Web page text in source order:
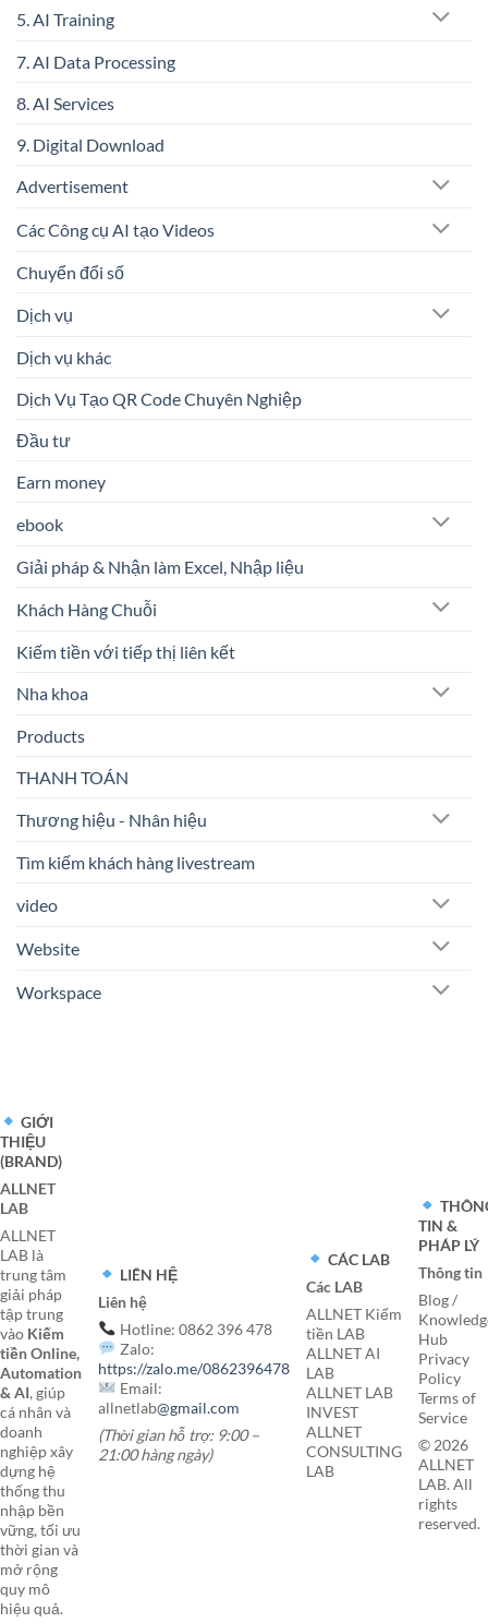
5. AI Training
7. AI Data Processing
8. AI Services
9. Digital Download
Advertisement
Các Công cụ AI tạo Videos
Chuyển đổi số
Dịch vụ
Dịch vụ khác
Dịch Vụ Tạo QR Code Chuyên Nghiệp
Đầu tư
Earn money
ebook
Giải pháp & Nhận làm Excel, Nhập liệu
Khách Hàng Chuỗi
Kiếm tiền với tiếp thị liên kết
Nha khoa
Products
THANH TOÁN
Thương hiệu - Nhân hiệu
Tìm kiếm khách hàng livestream
video
Website
Workspace
GIỚI
THIỆU
(BRAND)
ALLNET
LAB
ALLNET
LAB là
trung tâm
giải pháp
tập trung
vào Kiếm
tiền Online,
Automation
& AI, giúp
cá nhân và
doanh
nghiệp xây
dựng hệ
thống thu
nhập bền
vững, tối ưu
thời gian và
mở rộng
quy mô
hiệu quả.
LIÊN HỆ
Liên hệ
Hotline: 0862 396 478
Zalo:
https://zalo.me/0862396478
Email:
allnetlab@gmail.com
(Thời gian hỗ trợ: 9:00 –
21:00 hàng ngày)
CÁC LAB
Các LAB
ALLNET Kiếm
tiền LAB
ALLNET AI
LAB
ALLNET LAB
INVEST
ALLNET
CONSULTING
LAB
TIN &
PHÁP LÝ
Thông tin
Blog /
Hub
Privacy
Policy
Terms of
Service
© 2026
ALLNET
LAB. All
rights
reserved.